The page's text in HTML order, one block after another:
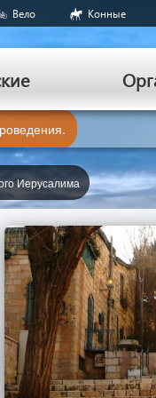
Вело Конные
Иерусалима